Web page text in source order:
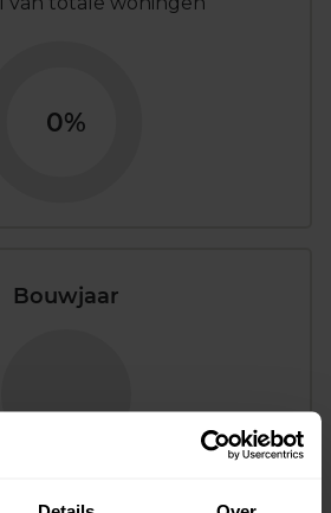
0%
Bouwjaar
0%